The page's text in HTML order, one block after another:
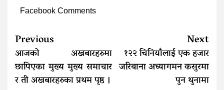
Facebook Comments
Continue
Reading
Previous
आजको अखबारहरुमा
छापिएका मुख्य मुख्य समाचार
र ती अखबारहरुका प्रथम पृष्ठ ।
Next
१२२ चिनियाँलाई एक हजार
जरिबाना अध्यागमन कसुरमा
पुन थुनामा